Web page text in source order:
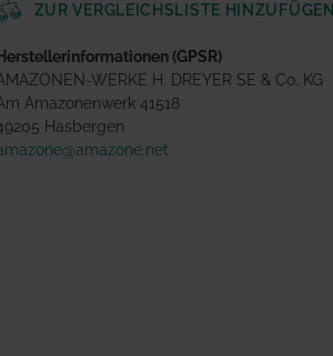
ZUR VERGLEICHSLISTE HINZUFÜGEN
(GPSR)
WERKE H. DREYER SE & Co. KG
Amazonenwerk 41518
Hasbergen